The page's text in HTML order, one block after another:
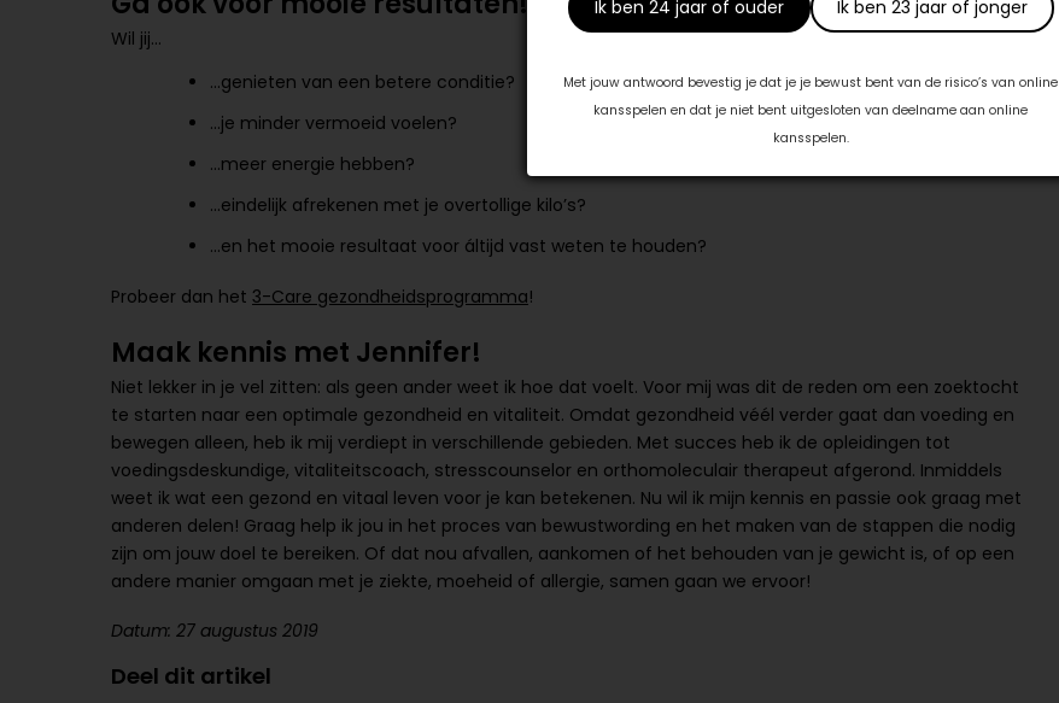
Ik ben 24 jaar of ouder Ik ben 23 jaar of jonger
Met jouw antwoord bevestig je dat je je bewust bent van de risico’s van online
kansspelen en dat je niet bent uitgesloten van deelname aan online
kansspelen.
Wil jij…
…genieten van een betere conditie?
…je minder vermoeid voelen?
…meer energie hebben?
…eindelijk afrekenen met je overtollige kilo’s?
…en het mooie resultaat voor áltijd vast weten te houden?
Probeer dan het 3-Care gezondheidsprogramma!
Maak kennis met Jennifer!
Niet lekker in je vel zitten: als geen ander weet ik hoe dat voelt. Voor mij was dit de reden om een zoektocht
te starten naar een optimale gezondheid en vitaliteit. Omdat gezondheid véél verder gaat dan voeding en
bewegen alleen, heb ik mij verdiept in verschillende gebieden. Met succes heb ik de opleidingen tot
voedingsdeskundige, vitaliteitscoach, stresscounselor en orthomoleculair therapeut afgerond. Inmiddels
weet ik wat een gezond en vitaal leven voor je kan betekenen. Nu wil ik mijn kennis en passie ook graag met
anderen delen! Graag help ik jou in het proces van bewustwording en het maken van de stappen die nodig
zijn om jouw doel te bereiken. Of dat nou afvallen, aankomen of het behouden van je gewicht is, of op een
andere manier omgaan met je ziekte, moeheid of allergie, samen gaan we ervoor!
Datum: 27 augustus 2019
Deel dit artikel